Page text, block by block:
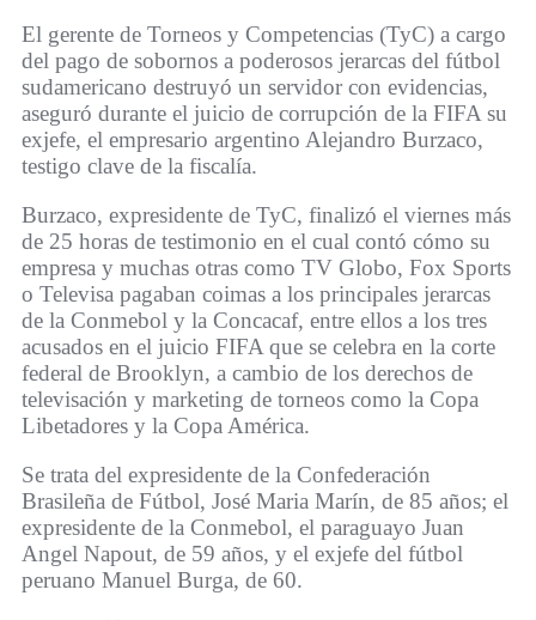
El gerente de Torneos y Competencias (TyC) a cargo
del pago de sobornos a poderosos jerarcas del fútbol
sudamericano destruyó un servidor con evidencias,
aseguró durante el juicio de corrupción de la FIFA su
exjefe, el empresario argentino Alejandro Burzaco,
testigo clave de la fiscalía.
Burzaco, expresidente de TyC, finalizó el viernes más
de 25 horas de testimonio en el cual contó cómo su
empresa y muchas otras como TV Globo, Fox Sports
o Televisa pagaban coimas a los principales jerarcas
de la Conmebol y la Concacaf, entre ellos a los tres
acusados en el juicio FIFA que se celebra en la corte
federal de Brooklyn, a cambio de los derechos de
televisación y marketing de torneos como la Copa
Libetadores y la Copa América.
Se trata del expresidente de la Confederación
Brasileña de Fútbol, José Maria Marín, de 85 años; el
expresidente de la Conmebol, el paraguayo Juan
Angel Napout, de 59 años, y el exjefe del fútbol
peruano Manuel Burga, de 60.